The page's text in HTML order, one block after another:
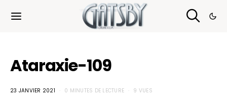
Ataraxie-109
23 JANVIER 2021 0 MINUTES DE LECTURE 9 VUES
Cookies management panel